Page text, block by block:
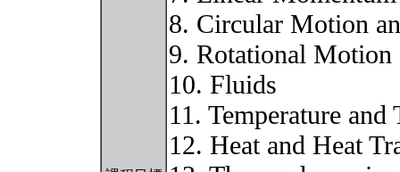
8. Circular Motion
9. Rotational
10. Fluids
11. Temperature
12. Heat and Heat